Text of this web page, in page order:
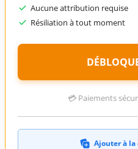
Aucune attribution requise
Résiliation à tout moment
💳 Paiements
Ajouter à